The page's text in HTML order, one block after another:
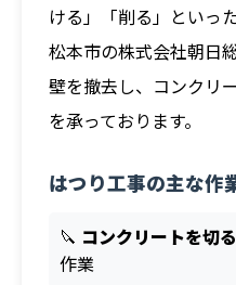
ける」「削る」といっ
松本市の株式会社朝日
壁を撤去し、コンクリ
を承っております。
はつり工事の主な作
🔪 コンクリートを切る
作業